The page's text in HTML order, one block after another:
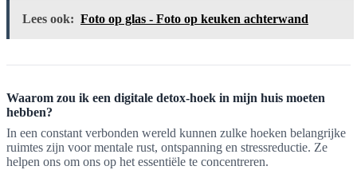
Lees ook: Foto op glas - Foto op keuken achterwand
Waarom zou ik een digitale detox-hoek in mijn huis moeten
hebben?
In een constant verbonden wereld kunnen zulke hoeken belangrijke
ruimtes zijn voor mentale rust, ontspanning en stressreductie. Ze
helpen ons om ons op het essentiële te concentreren.